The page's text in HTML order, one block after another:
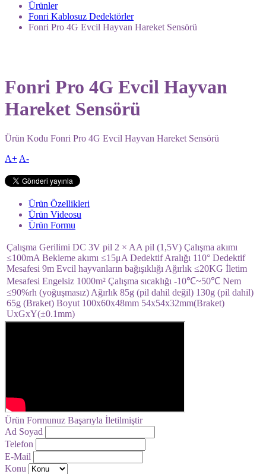
Ürünler
Fonri Kablosuz Dedektörler
Fonri Pro 4G Evcil Hayvan Hareket Sensörü
Fonri Pro 4G Evcil Hayvan
Hareket Sensörü
Ürün Kodu Fonri Pro 4G Evcil Hayvan Hareket Sensörü
A+ A-
Ürün Özellikleri
Ürün Videosu
Ürün Formu
Çalışma Gerilimi DC 3V pil 2 × AA pil (1,5V) Çalışma akımı
≤100mA Bekleme akımı ≤15μA Dedektif Aralığı 110° Dedektif
Mesafesi 9m Evcil hayvanların bağışıklığı Ağırlık ≤20KG İletim
Mesafesi Engelsiz 1000m² Çalışma sıcaklığı -10℃~50℃ Nem
≤90%rh (yoğuşmasız) Ağırlık 85g (pil dahil değil) 130g (pil dahil)
65g (Braket) Boyut 100x60x48mm 54x54x32mm(Braket)
UxGxY(±0.1mm)
Ürün Formunuz Başarıyla İletilmiştir
Ad Soyad
Telefon
E-Mail
Konu